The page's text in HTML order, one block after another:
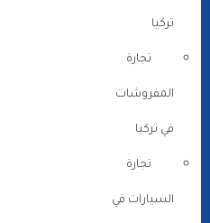
تركيا
تجارة
المفروشات
في تركيا
تجارة
السيارات في